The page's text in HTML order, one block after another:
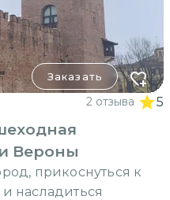
Заказать
2 отзыва 5
Вероны
прикоснуться к
насладиться